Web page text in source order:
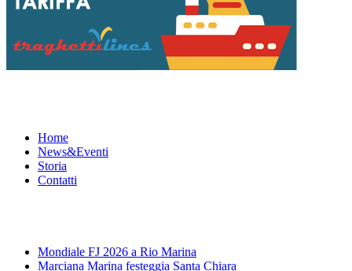
Home
News&Eventi
Storia
Contatti
Mondiale FJ 2026 a Rio Marina
Marciana Marina festeggia Santa Chiara